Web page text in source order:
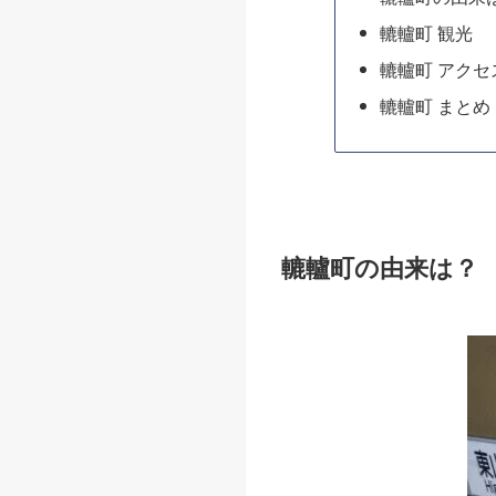
轆轤町 観光
轆轤町 アクセ
轆轤町 まとめ
轆轤町の由来は？